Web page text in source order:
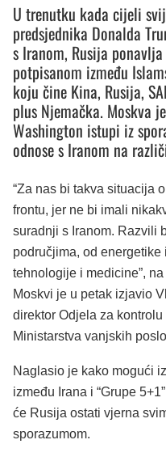
U trenutku kada cijeli
predsjednika Donalda
s Iranom, Rusija
potpisanom između
koju čine Kina, Rusija,
plus Njemačka. Moskva
Washington istupi iz
odnose s Iranom na
“Za nas bi takva situacija
frontu, jer ne bi imali
suradnji s Iranom. Razvili
područjima, od energetike
tehnologije i medicine”,
Moskvi je u petak izjavio
direktor Odjela za
Ministarstva vanjskih
Naglasio je kako mogući
između Irana i “Grupe
će Rusija ostati vjerna
sporazumom.